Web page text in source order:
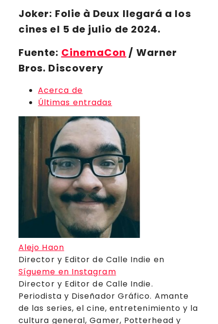
Joker: Folie à Deux llegará a los
cines el 5 de julio de 2024.
Fuente: CinemaCon / Warner
Bros. Discovery
Acerca de
Últimas entradas
Alejo Haon
Director y Editor de Calle Indie en
Sígueme en Instagram
Director y Editor de Calle Indie.
Periodista y Diseñador Gráfico. Amante
de las series, el cine, entretenimiento y la
cultura general, Gamer, Potterhead y